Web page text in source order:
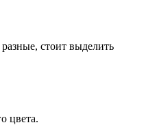
стоит выделить
цвета.